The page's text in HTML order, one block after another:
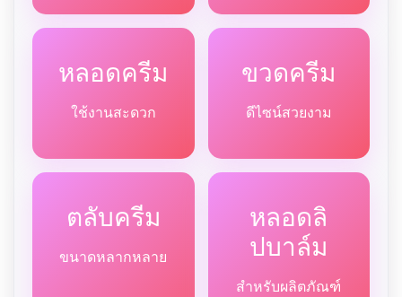
หลอดครีม
ใช้งานสะดวก
ขวดครีม
ดีไซน์สวยงาม
ตลับครีม
ขนาดหลากหลาย
หลอดลิ
ปบาล์ม
สำหรับผลิตภัณฑ์